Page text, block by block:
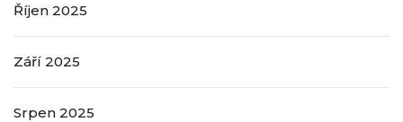
Říjen 2025
Září 2025
Srpen 2025